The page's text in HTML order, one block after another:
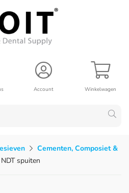
Winkelwagen
Account
Cementen, Composiet &
spuiten